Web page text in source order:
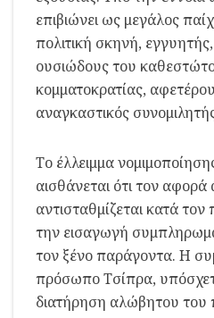
επιβιώνει ως μεγάλος
πολιτική σκηνή,
ουσιώδους του
κομματοκρατίας,
αναγκαστικός
Το έλλειμμα
αισθάνεται ότι τον
αντισταθμίζεται κατά
την εισαγωγή
τον ξένο παράγοντα. Η
πρόσωπο Τσίπρα,
διατήρηση αλώβητου του